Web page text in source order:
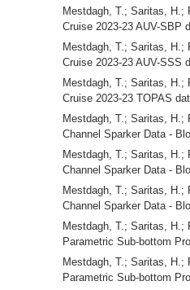
Mestdagh, T.; Saritas, H.;
Cruise 2023-23 AUV-SBP
Mestdagh, T.; Saritas, H.;
Cruise 2023-23 AUV-SSS
Mestdagh, T.; Saritas, H.;
Cruise 2023-23 TOPAS
Mestdagh, T.; Saritas, H.;
Channel Sparker Data -
Mestdagh, T.; Saritas, H.;
Channel Sparker Data -
Mestdagh, T.; Saritas, H.;
Channel Sparker Data -
Mestdagh, T.; Saritas, H.;
Parametric Sub-bottom
Mestdagh, T.; Saritas, H.;
Parametric Sub-bottom